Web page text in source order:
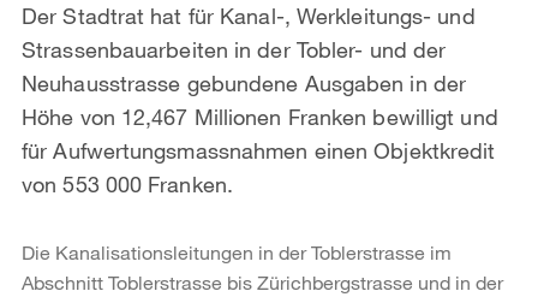
Der Stadtrat hat für Kanal-, Werkleitungs- und
Strassenbauarbeiten in der Tobler- und der
Neuhausstrasse gebundene Ausgaben in der
Höhe von 12,467 Millionen Franken bewilligt und
für Aufwertungsmassnahmen einen Objektkredit
von 553 000 Franken.
Die Kanalisationsleitungen in der Toblerstrasse im
Abschnitt Toblerstrasse bis Zürichbergstrasse und in der